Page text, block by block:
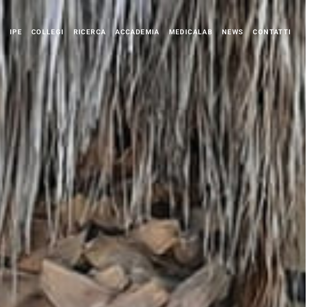
IPE COLLEGI RICERCA ACCADEMIA MEDICALAB NEWS CONTATTI